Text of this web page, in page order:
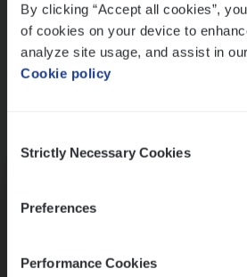
By clicking “Accept all cookies”,
of cookies on your device to
analyze site usage, and assist in
Cookie policy
Selection
Strictly Necessary Cookies
Preferences
Performance Cookies